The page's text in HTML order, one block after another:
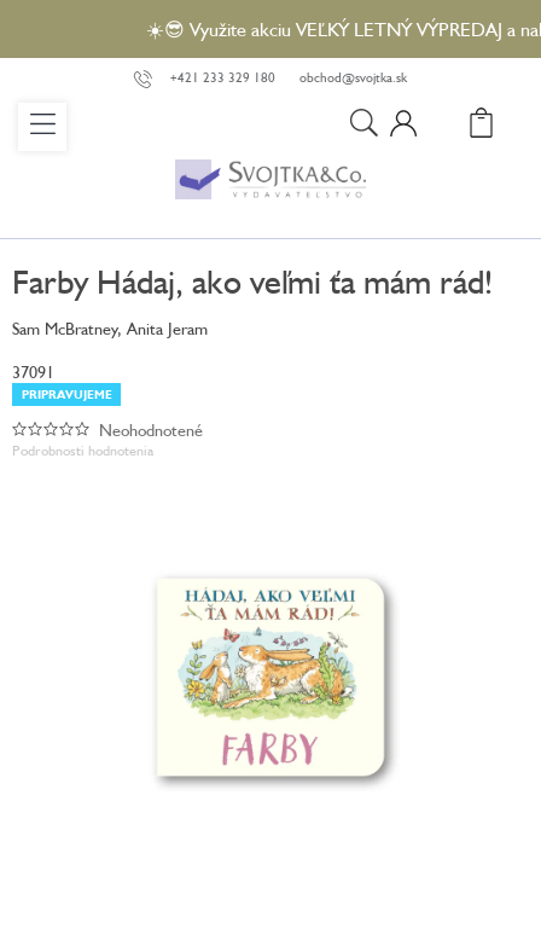
obsah
☀️😎 Využite akciu VEĽKÝ LETNÝ VÝPREDAJ a
+421 233 329 180 obchod@svojtka.sk
Farby Hádaj, ako veľmi ťa mám rád!
Sam McBratney, Anita Jeram
37091
Podrobnosti hodnotenia
PRIPRAVUJEME
Priemerné
hodnotenie
Neohodnotené